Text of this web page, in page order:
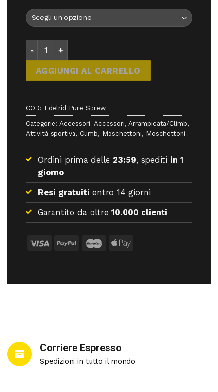
Edelrid Pure Screw - Moschettoni/Rinvii - Edelrid
AGGIUNGI AL CARRELLO
COD: Edelrid Pure Screw
Categorie: Accessori, Accessori, Arrampicata/Climb,
Attività sportiva, Climb, Moschettoni, Moschettoni
Ordini prima delle 23:59, spediti in 1
giorno
Resi gratuiti entro 14 giorni
Garantito da oltre 10.000 clienti
Corriere Espresso
Spedizioni in tutto il mondo